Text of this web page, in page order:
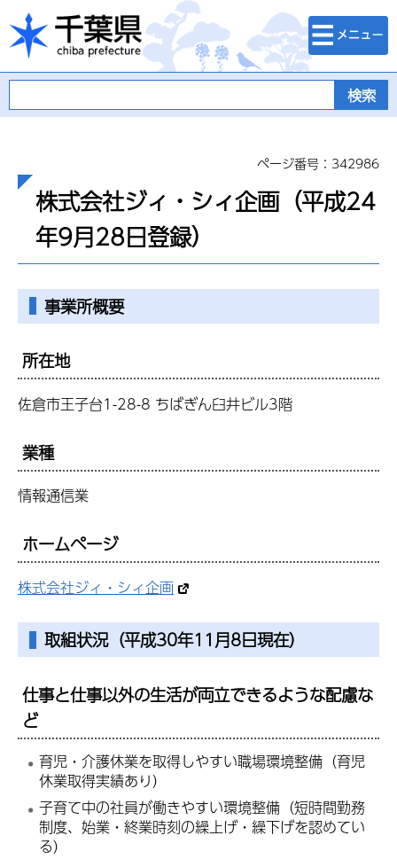
千葉県
検索・メニュ
ー
ページ番号：342986
株式会社ジィ・シィ企画（平成24
年9月28日登録）
事業所概要
所在地
佐倉市王子台1-28-8 ちばぎん臼井ビル3階
業種
情報通信業
ホームページ
株式会社ジィ・シィ企画
取組状況（平成30年11月8日現在）
仕事と仕事以外の生活が両立できるような配慮な
ど
育児・介護休業を取得しやすい職場環境整備（育児
休業取得実績あり）
子育て中の社員が働きやすい環境整備（短時間勤務
制度、始業・終業時刻の繰上げ・繰下げを認めてい
る）